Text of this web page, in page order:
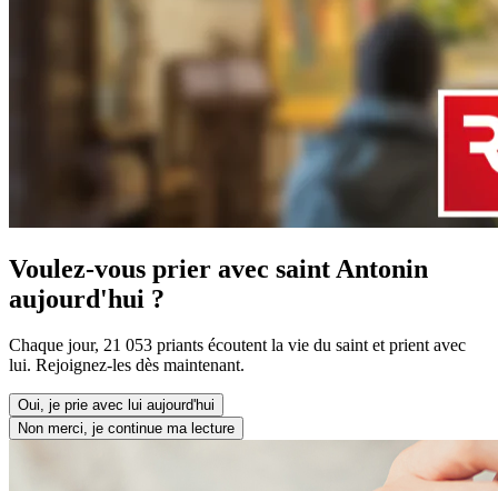
Voulez-vous prier avec saint Antonin
aujourd'hui ?
Chaque jour, 21 053 priants écoutent la vie du saint et prient avec
lui. Rejoignez-les dès maintenant.
Oui, je prie avec lui aujourd'hui
Non merci, je continue ma lecture